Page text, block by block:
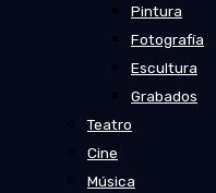
Pintura
Fotografía
Escultura
Grabados
Teatro
Cine
Música